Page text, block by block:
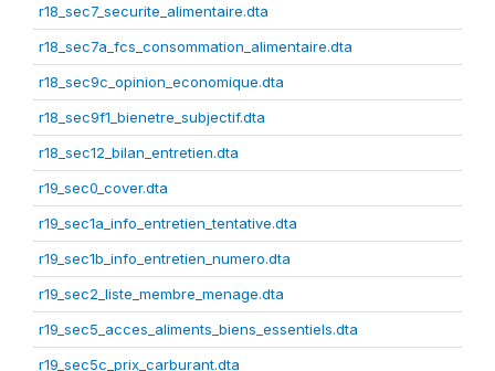
r18_sec7_securite_alimentaire.dta
r18_sec7a_fcs_consommation_alimentaire.dta
r18_sec9c_opinion_economique.dta
r18_sec9f1_bienetre_subjectif.dta
r18_sec12_bilan_entretien.dta
r19_sec0_cover.dta
r19_sec1a_info_entretien_tentative.dta
r19_sec1b_info_entretien_numero.dta
r19_sec2_liste_membre_menage.dta
r19_sec5_acces_aliments_biens_essentiels.dta
r19_sec5c_prix_carburant.dta